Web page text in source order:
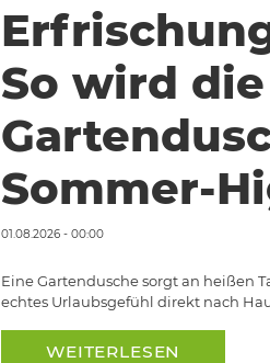
So wird die
Sommer-
01.08.2026 - 00:00
Eine Gartendusche sorgt an heißen
echtes Urlaubsgefühl direkt nach
WEITERLESEN